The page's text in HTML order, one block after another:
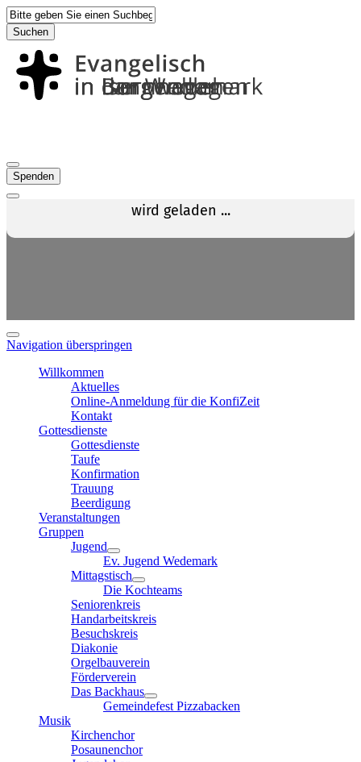
Suchen
Spenden
Navigation überspringen
Willkommen
Aktuelles
Online-Anmeldung für die KonfiZeit
Kontakt
Gottesdienste
Gottesdienste
Taufe
Konfirmation
Trauung
Beerdigung
Veranstaltungen
Gruppen
Jugend
Ev. Jugend Wedemark
Mittagstisch
Die Kochteams
Seniorenkreis
Handarbeitskreis
Besuchskreis
Diakonie
Orgelbauverein
Förderverein
Das Backhaus
Gemeindefest Pizzabacken
Musik
Kirchenchor
Posaunenchor